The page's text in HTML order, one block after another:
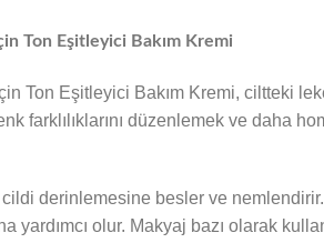
Ton Eşitleyici Bakım Kremi
Ton Eşitleyici Bakım Kremi, ciltteki
farklılıklarını düzenlemek ve daha
derinlemesine besler ve
yardımcı olur. Makyaj bazı olarak